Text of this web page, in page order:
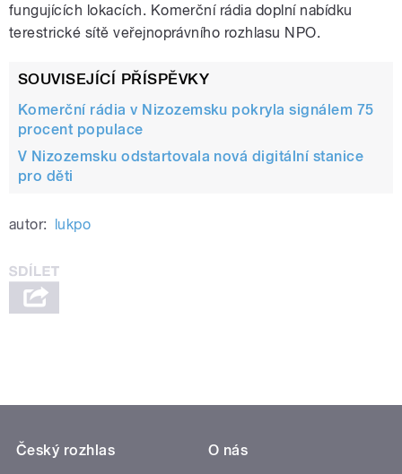
fungujících lokacích. Komerční rádia doplní nabídku
terestrické sítě veřejnoprávního rozhlasu NPO.
SOUVISEJÍCÍ PŘÍSPĚVKY
Komerční rádia v Nizozemsku pokryla signálem 75
procent populace
V Nizozemsku odstartovala nová digitální stanice
pro děti
autor: lukpo
Český rozhlas
O nás